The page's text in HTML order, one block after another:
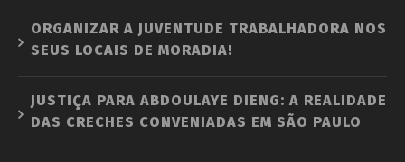
ORGANIZAR A JUVENTUDE TRABALHADORA NOS
SEUS LOCAIS DE MORADIA!
JUSTIÇA PARA ABDOULAYE DIENG: A REALIDADE
DAS CRECHES CONVENIADAS EM SÃO PAULO